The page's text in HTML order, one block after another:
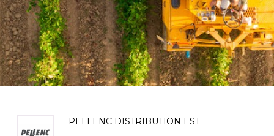
PELLENC DISTRIBUTION EST